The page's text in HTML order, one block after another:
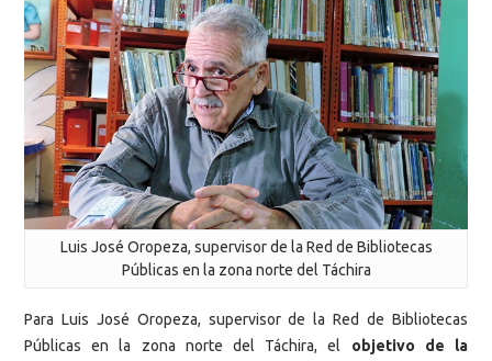
Luis José Oropeza, supervisor de la Red de Bibliotecas
Públicas en la zona norte del Táchira
Para Luis José Oropeza, supervisor de la Red de Bibliotecas
Públicas en la zona norte del Táchira, el objetivo de la